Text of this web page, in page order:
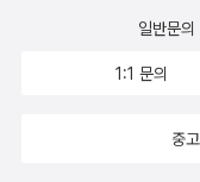
일반문
1:1 문의
중